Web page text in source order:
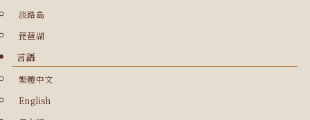
淡路島
琵琶湖
言語
繁體中文
English